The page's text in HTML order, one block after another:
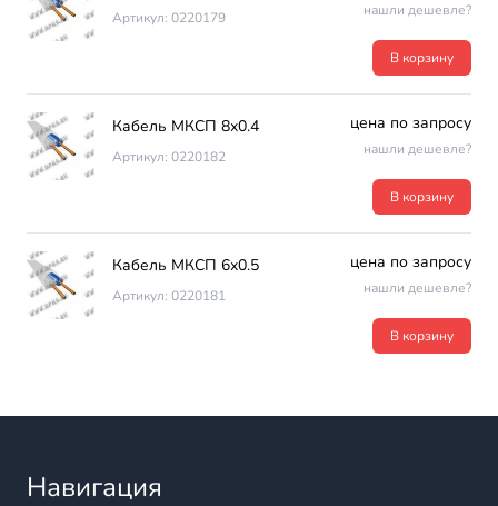
Артикул: 0220179 нашли дешевле?
В корзину
Кабель МКСП 8х0.4
Артикул: 0220182
цена по запросу
нашли дешевле?
В корзину
Кабель МКСП 6х0.5
Артикул: 0220181
цена по запросу
нашли дешевле?
В корзину
Навигация